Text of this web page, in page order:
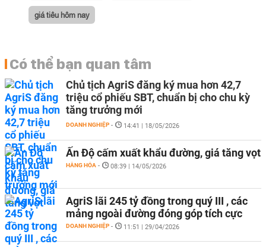
giá tiêu hôm nay
Có thể bạn quan tâm
Chủ tịch AgriS đăng ký mua hơn 42,7
triệu cổ phiếu SBT, chuẩn bị cho chu kỳ
tăng trưởng mới
DOANH NGHIỆP - 14:41 | 18/05/2026
Ấn Độ cấm xuất khẩu đường, giá tăng vọt
HÀNG HÓA - 08:39 | 14/05/2026
AgriS lãi 245 tỷ đồng trong quý III , các
mảng ngoài đường đóng góp tích cực
DOANH NGHIỆP - 11:51 | 29/04/2026